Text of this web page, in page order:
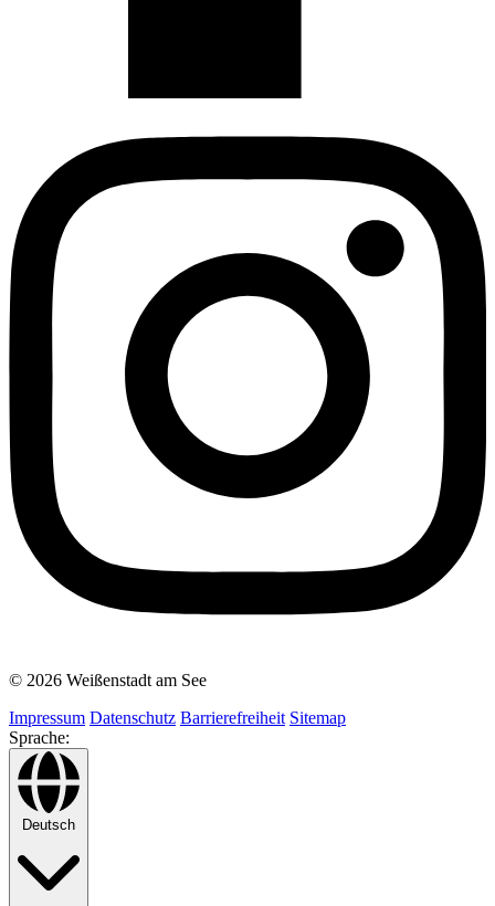
© 2026 Weißenstadt am See
Impressum Datenschutz Barrierefreiheit Sitemap
Sprache:
Deutsch